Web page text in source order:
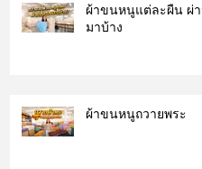
ผ้าขนหนูแต่ละผืน ผ่
มาบ้าง
ผ้าขนหนูถวายพระ